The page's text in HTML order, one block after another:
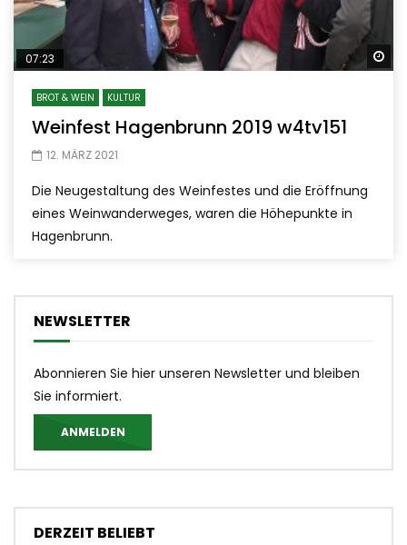
07:23
BROT & WEIN KULTUR
Weinfest Hagenbrunn 2019 w4tv151
12. MÄRZ 2021
Die Neugestaltung des Weinfestes und die Eröffnung
eines Weinwanderweges, waren die Höhepunkte in
Hagenbrunn.
NEWSLETTER
Abonnieren Sie hier unseren Newsletter und bleiben
Sie informiert.
ANMELDEN
DERZEIT BELIEBT